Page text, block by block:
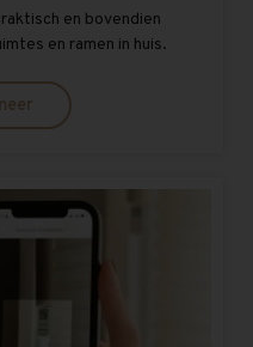
en bovendien
en ramen in huis.